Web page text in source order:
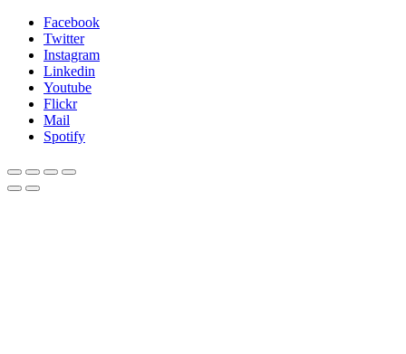
Facebook
Twitter
Instagram
Linkedin
Youtube
Flickr
Mail
Spotify